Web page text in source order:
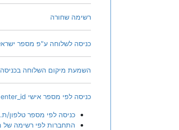
רשימה שחורה
כניסה לשלוחה ע"פ מספר
השמעת מיקום השלוחה
כניסה לפי מספר אישי enter_id
כניסה לפי מספר
התחברות לפי רשימה של